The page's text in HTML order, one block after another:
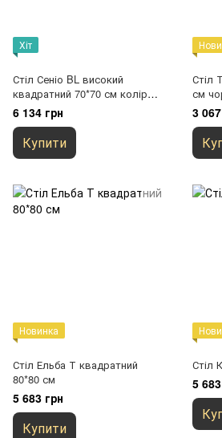
Хіт
Стіл Сеніо BL високий
квадратний 70*70 см колір
чорний
6 134 грн
Купити
Стіл
см
3
Новинка
Стіл Ельба Т квадратний
80*80 см
5 683 грн
Купити
Стіл
5